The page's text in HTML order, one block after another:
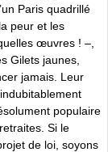
Paris quadrillé
peur et les
œuvres ! –,
Gilets jaunes,
jamais. Leur
populaire
Si le
de loi, soyons